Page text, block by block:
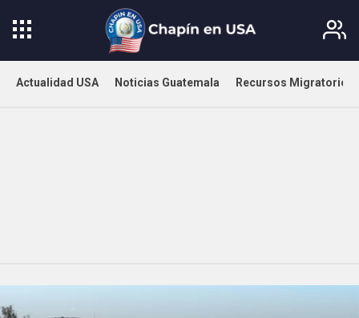
Actualidad USA Noticias Guatemala Recursos Migratorios